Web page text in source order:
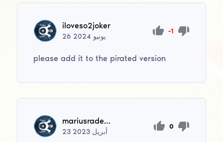
iloveso2joker
26 يونيو
-1
please add it to the pirated version
mariusradescu237
23 أبريل
0